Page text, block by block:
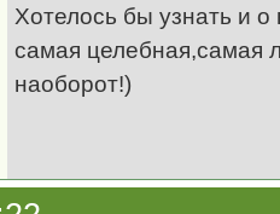
Хотелось бы узнать и
самая целебная,самая
наоборот!)